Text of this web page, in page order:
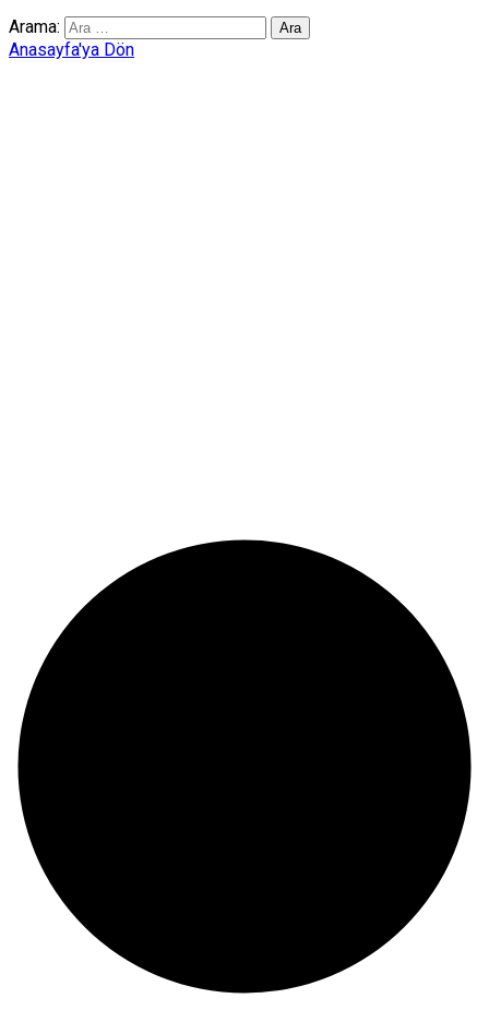
Arama:
Anasayfa'ya Dön